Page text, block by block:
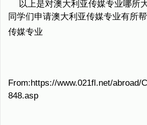
以上是对澳大利亚传媒专业哪所
同学们申请澳大利亚传媒专业有所帮
传媒专业
From:https://www.021fl.net/abroad/
848.asp